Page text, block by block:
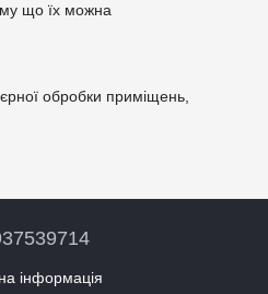
що їх можна
обробки приміщень,
інформація